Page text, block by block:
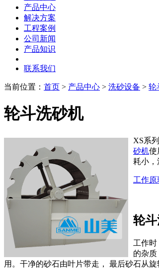
产品中心
解决方案
工程案例
公司新闻
产品知识
联系我们
当前位置： 首页 > 产品中心 > 洗砂设备 > 轮
轮斗洗砂机
XS系列
砂机使
耗小，
工作原
轮斗
工作
的杂
用。干净的砂石由叶片带走， 最后砂石从